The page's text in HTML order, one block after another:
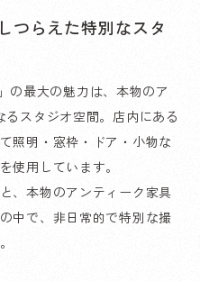
つらえた特別なスタ
の最大の魅力は、本物のア
スタジオ空間。店内にある
照明・窓枠・ドア・小物な
使用しています。
、本物のアンティーク家具
中で、非日常的で特別な撮